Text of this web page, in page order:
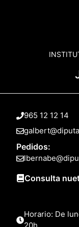
965 12 12 14
Pedidos:
Consulta
Horario: De